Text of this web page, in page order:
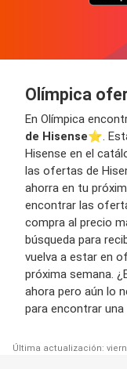
Olímpica
En Olímpica
de Hisense⭐️.
Hisense en el
las ofertas de
ahorra en tu
encontrar las
compra al precio
búsqueda para
vuelva a estar en
próxima semana.
ahora pero aún lo
para encontrar una
Última actualización: